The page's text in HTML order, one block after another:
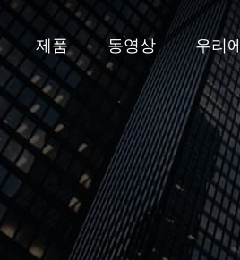
제품 동영상 우리